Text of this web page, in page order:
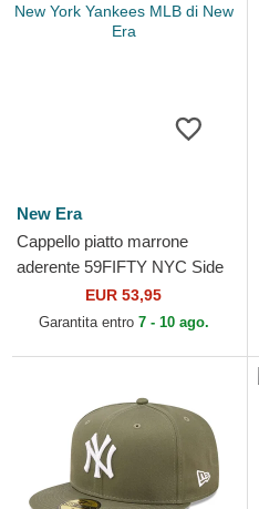
New Era
Cappello piatto marrone
aderente 59FIFTY NYC Side
dei New York Yankees MLB
di New Era
EUR 53,95
Garantita entro 7 - 10 ago.